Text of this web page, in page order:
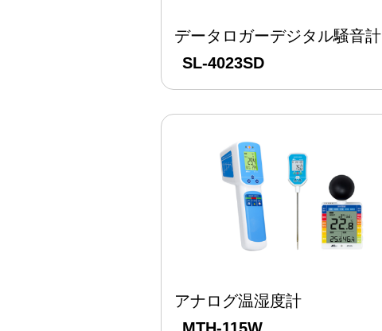
データロガーデジタル騒音計
SL-4023SD
アナログ温湿度計